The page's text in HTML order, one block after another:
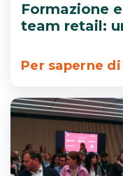
Formazione
team retail:
Per saperne